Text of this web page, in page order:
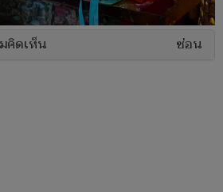
คิดเห็น ซ่อน